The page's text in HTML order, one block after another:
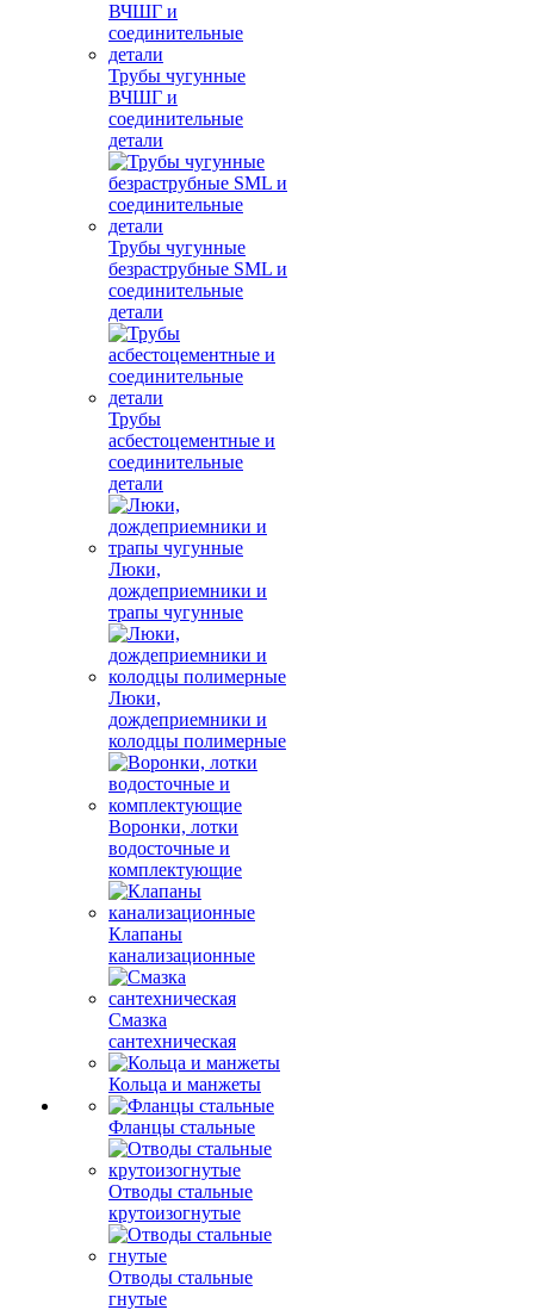
Трубы чугунные
ВЧШГ и
соединительные
детали
Трубы чугунные
безраструбные SML и
соединительные
детали
Трубы
асбестоцементные и
соединительные
детали
Люки,
дождеприемники и
трапы чугунные
Люки,
дождеприемники и
колодцы полимерные
Воронки, лотки
водосточные и
комплектующие
Клапаны
канализационные
Смазка
сантехническая
Кольца и манжеты
Фланцы стальные
Отводы стальные
крутоизогнутые
Отводы стальные
гнутые